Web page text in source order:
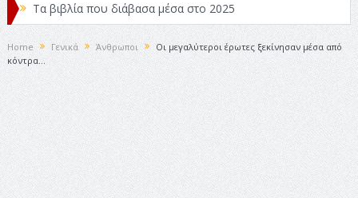
Τα βιβλία που διάβασα μέσα στο 2025
Κριτικές ταινιών: Ο Ντι Κάπριο και ο Λάνθιμος
Σχεδιασμός που «Μιλάει» Χωρίς Λέξεις
Σπιρτόκουτο: η απόλυτη αντισυμβατική καλοκαιρινή
ταινία
Το Top 5 της εβδομάδας #517
Το νουάρ στον ελληνικό κινηματογράφο
Home Γενικά Άνθρωποι
Οι μεγαλύτεροι έρωτες ξεκίνησαν μέσα από
κόντρα…